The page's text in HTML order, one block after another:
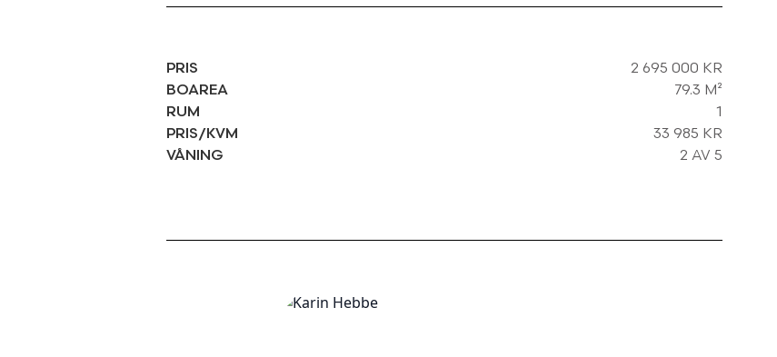
PRIS
2 695 000 KR
BOAREA
79.3 M²
RUM
1
PRIS/KVM
33 985 KR
VÅNING
2 AV 5